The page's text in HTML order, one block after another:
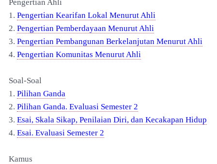
Pengertian Ahli
1. Pengertian Kearifan Lokal Menurut Ahli
2. Pengertian Pemberdayaan Menurut Ahli
3. Pengertian Pembangunan Berkelanjutan Menurut Ahli
4. Pengertian Komunitas Menurut Ahli
Soal-Soal
1. Pilihan Ganda
2. Pilihan Ganda. Evaluasi Semester 2
3. Esai, Skala Sikap, Penilaian Diri, dan Kecakapan Hidup
4. Esai. Evaluasi Semester 2
Kamus